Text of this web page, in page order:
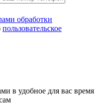
обработки
пользовательское
в удобное для вас время